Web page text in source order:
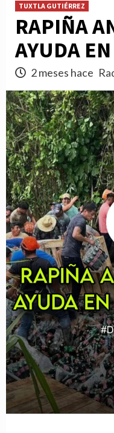
TUXTLA GUTIÉRREZ
RAPIÑA
AYUDA
2 meses hace